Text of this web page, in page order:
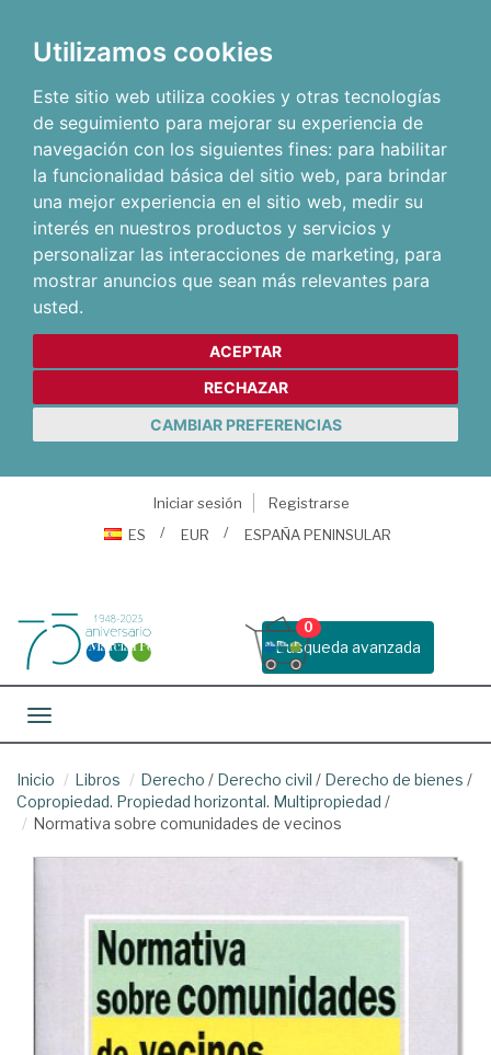
Utilizamos cookies
Este sitio web utiliza cookies y otras tecnologías
de seguimiento para mejorar su experiencia de
navegación con los siguientes fines: para habilitar
la funcionalidad básica del sitio web, para brindar
una mejor experiencia en el sitio web, medir su
interés en nuestros productos y servicios y
personalizar las interacciones de marketing, para
mostrar anuncios que sean más relevantes para
usted.
ACEPTAR
RECHAZAR
CAMBIAR PREFERENCIAS
Iniciar sesión
Registrarse
ES
EUR ESPAÑA PENINSULAR
Busqueda avanzada
0
Toggle navigation
Inicio Libros Derecho / Derecho civil / Derecho de bienes /
Copropiedad. Propiedad horizontal. Multipropiedad /
Normativa sobre comunidades de vecinos